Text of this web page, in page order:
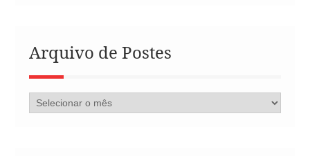
Arquivo de Postes
Arquivo
de